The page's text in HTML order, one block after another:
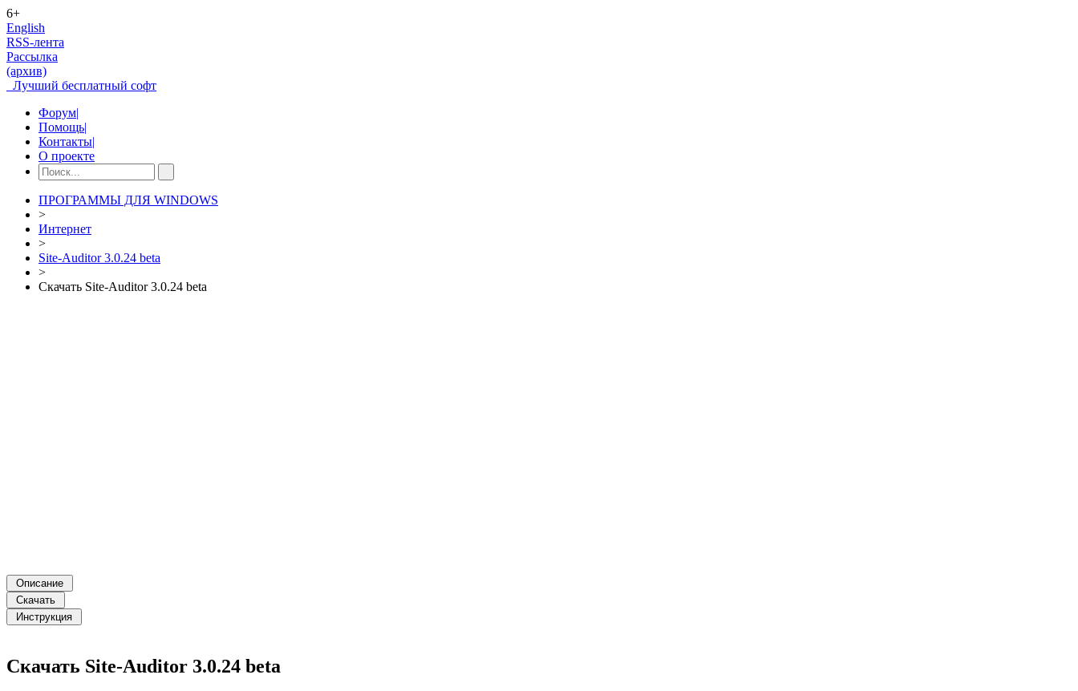
6+
English
RSS-лента
Рассылка
(архив)
Лучший бесплатный софт
Форум|
Помощь|
Контакты|
О проекте
ПРОГРАММЫ ДЛЯ WINDOWS
>
Интернет
>
Site-Auditor 3.0.24 beta
>
Скачать Site-Auditor 3.0.24 beta
Скачать Site-Auditor 3.0.24 beta